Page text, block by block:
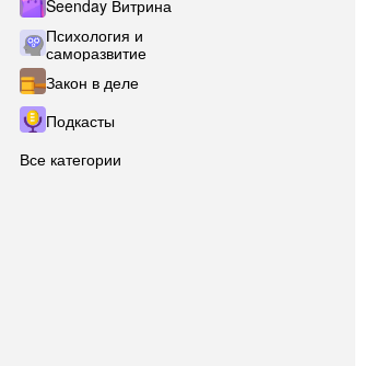
Seenday Витрина
Психология и
саморазвитие
Закон в деле
Подкасты
Все категории